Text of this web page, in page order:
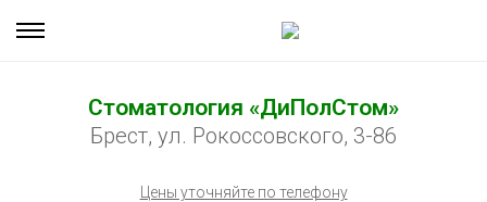
Стоматология «ДиПолСтом»
Брест, ул. Рокоссовского, 3-86
Цены уточняйте по телефону